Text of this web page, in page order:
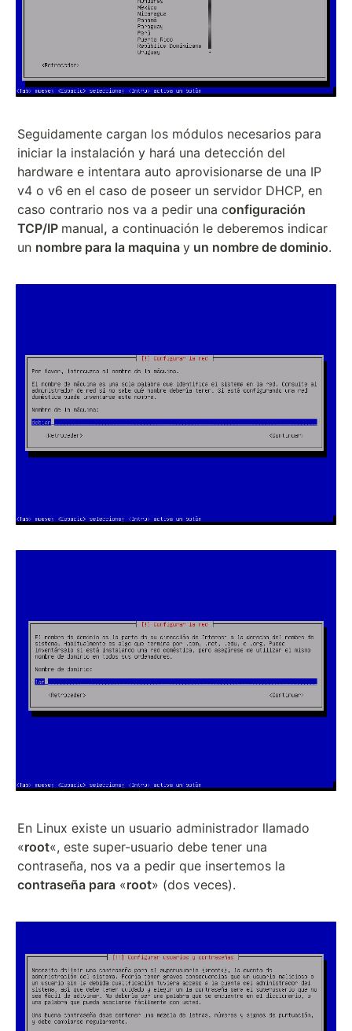
Seguidamente cargan los módulos necesarios para
iniciar la instalación y hará una detección del
hardware e intentara auto aprovisionarse de una IP
v4 o v6 en el caso de poseer un servidor DHCP, en
caso contrario nos va a pedir una configuración
TCP/IP manual, a continuación le deberemos indicar
un nombre para la maquina y un nombre de dominio.
En Linux existe un usuario administrador llamado
«root«, este super-usuario debe tener una
contraseña, nos va a pedir que insertemos la
contraseña para «root» (dos veces).